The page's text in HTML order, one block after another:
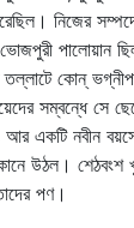
নিজের
পালোয়ান
তল্লাটে কোন্‌
সম্বন্ধে সে
একটি নবীন
উঠল। শেঠবংশ
পণ।